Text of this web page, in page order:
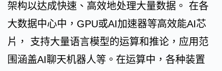
架构以达成快速、高效地处理大量数据。 在各
大数据中心中，GPU或AI加速器等高效能AI芯
片， 支持大量语言模型的运算和推论，应用范
围涵盖AI聊天机器人等。在运算中，各种装置